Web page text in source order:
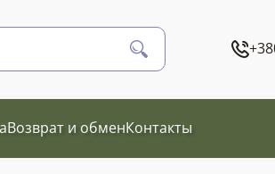
Возврат и обменКонтакты